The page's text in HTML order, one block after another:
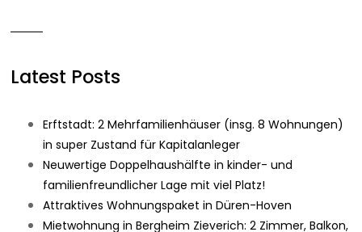
Latest Posts
Erftstadt: 2 Mehrfamilienhäuser (insg. 8 Wohnungen)
in super Zustand für Kapitalanleger
Neuwertige Doppelhaushälfte in kinder- und
familienfreundlicher Lage mit viel Platz!
Attraktives Wohnungspaket in Düren-Hoven
Mietwohnung in Bergheim Zieverich: 2 Zimmer, Balkon,